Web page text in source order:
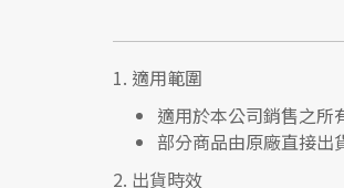
1. 適用範圍
適用於本公司銷售之所
部分商品由原廠直接出
2. 出貨時效